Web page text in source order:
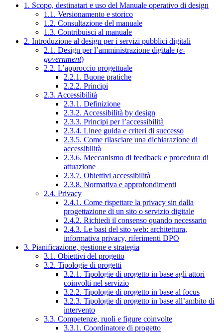
1. Scopo, destinatari e uso del Manuale operativo di design
1.1. Versionamento e storico
1.2. Consultazione del manuale
1.3. Contribuisci al manuale
2. Introduzione al design per i servizi pubblici digitali
2.1. Design per l’amministrazione digitale (e-
government)
2.2. L’approccio progettuale
2.2.1. Buone pratiche
2.2.2. Principi
2.3. Accessibilità
2.3.1. Definizione
2.3.2. Accessibilità by design
2.3.3. Principi per l’accessibilità
2.3.4. Linee guida e criteri di successo
2.3.5. Come rilasciare una dichiarazione di
accessibilità
2.3.6. Meccanismo di feedback e procedura di
attuazione
2.3.7. Obiettivi accessibilità
2.3.8. Normativa e approfondimenti
2.4. Privacy
2.4.1. Come rispettare la privacy sin dalla
progettazione di un sito o servizio digitale
2.4.2. Richiedi il consenso quando necessario
2.4.3. Le basi del sito web: architettura,
informativa privacy, riferimenti DPO
3. Pianificazione, gestione e strategia
3.1. Obiettivi del progetto
3.2. Tipologie di progetti
3.2.1. Tipologie di progetto in base agli attori
coinvolti nel servizio
3.2.2. Tipologie di progetto in base al focus
3.2.3. Tipologie di progetto in base all’ambito di
intervento
3.3. Competenze, ruoli e figure coinvolte
3.3.1. Coordinatore di progetto